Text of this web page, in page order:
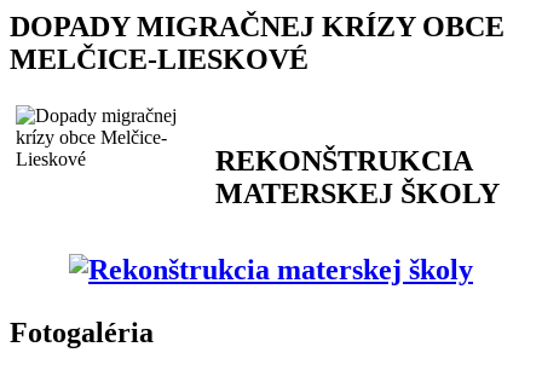
DOPADY MIGRAČNEJ KRÍZY OBCE
MELČICE-LIESKOVÉ
REKONŠTRUKCIA
MATERSKEJ ŠKOLY
Fotogaléria